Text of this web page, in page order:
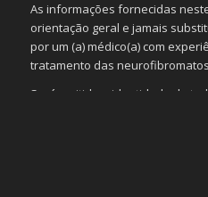
As informações fornecidas
orientação geral e jamais
por um (a) médico(a) com
tratamento das
Será omitida a identidade de